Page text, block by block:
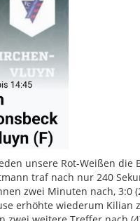
unsere Rot-Weißen die
traf nach nur 240
zwei Minuten nach, 3:0
erhöhte wiederum Kilian